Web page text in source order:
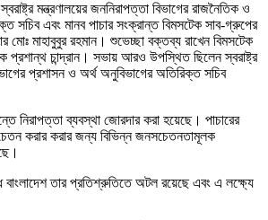
মন্ত্রণালয়ের জননিরাপত্তা বিভাগের রাজনৈতিক ও
সচিব এবং মানব পাচার সংক্রান্ত বিমসটেক সাব-গ্রুপের
মোঃ মাহাবুবুর রহমান। শুভেচ্ছা বক্তব্য রাখেন বিমসটেক
প্রশান্থ চান্দ্রান। সভায় আরও উপস্থিত ছিলেন স্বরাষ্ট্র
প্রশাসন ও অর্থ অনুবিভাগের অতিরিক্ত সচিব
নিরাপত্তা ব্যবস্থা জোরদার করা হয়েছে। পাচারের
করার করার জন্য বিভিন্ন জনসচেতনতামূলক
বাংলাদেশ তার প্রতিশ্রুতিতে অটল রয়েছে এবং এ লক্ষ্যে